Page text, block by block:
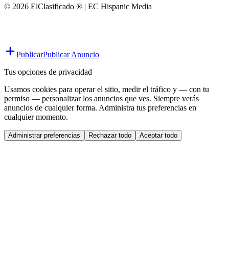
© 2026 ElClasificado ® | EC Hispanic Media
PublicarPublicar Anuncio
Tus opciones de privacidad
Usamos cookies para operar el sitio, medir el tráfico y — con tu
permiso — personalizar los anuncios que ves. Siempre verás
anuncios de cualquier forma. Administra tus preferencias en
cualquier momento.
Administrar preferencias Rechazar todo Aceptar todo